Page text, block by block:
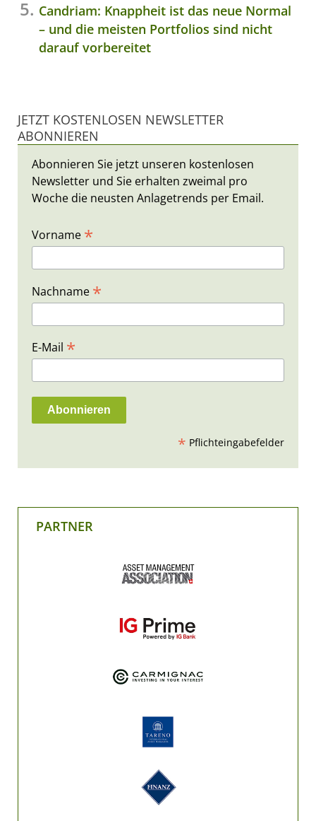
Candriam: Knappheit ist das neue Normal
– und die meisten Portfolios sind nicht
darauf vorbereitet
JETZT KOSTENLOSEN NEWSLETTER
ABONNIEREN
Abonnieren Sie jetzt unseren kostenlosen
Newsletter und Sie erhalten zweimal pro
Woche die neusten Anlagetrends per Email.
Vorname *
Nachname *
E-Mail *
* Pflichteingabefelder
PARTNER